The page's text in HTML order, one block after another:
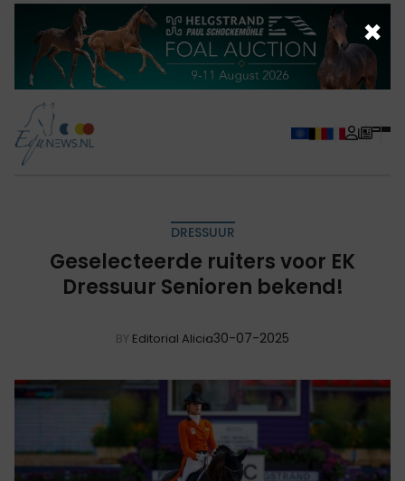
DRESSUUR
Geselecteerde ruiters voor EK
Dressuur Senioren bekend!
BY Editorial Alicia30-07-2025
×